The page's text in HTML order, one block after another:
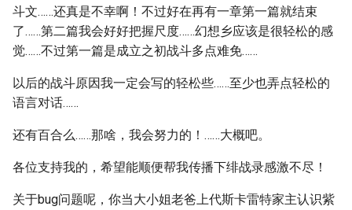
斗文……还真是不幸啊！不过好在再有一章第一篇就结束
了……第二篇我会好好把握尺度……幻想乡应该是很轻松的感
觉……不过第一篇是成立之初战斗多点难免……
以后的战斗原因我一定会写的轻松些……至少也弄点轻松的
语言对话……
还有百合么……那啥，我会努力的！……大概吧。
各位支持我的，希望能顺便帮我传播下绯战录感激不尽！
关于bug问题呢，你当大小姐老爸上代斯卡雷特家主认识紫